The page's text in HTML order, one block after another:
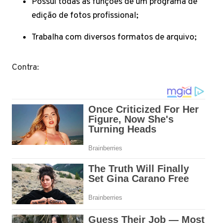
edição de fotos profissional;
Trabalha com diversos formatos de arquivo;
Contra: